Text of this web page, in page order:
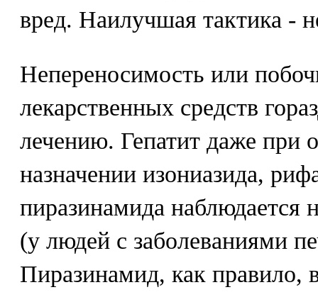
вред. Наилучшая тактика -
Непереносимость или
лекарственных средств
лечению. Гепатит даже при
назначении изониазида,
пиразинамида наблюдается
(у людей с заболеваниями
Пиразинамид, как правило,